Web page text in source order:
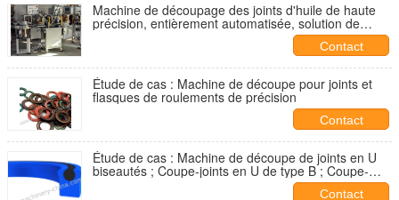
Machine de découpage des joints d'huile de haute
précision, entièrement automatisée, solution de
Contact
Étude de cas : Machine de découpe pour joints et
flasques de roulements de précision
Contact
Étude de cas : Machine de découpe de joints en U
biseautés ; Coupe-joints en U de type B ; Coupe-
Contact